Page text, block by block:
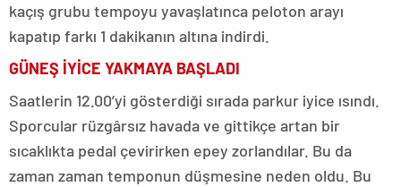
kaçış grubu tempoyu yavaşlatınca peloton arayı
kapatıp farkı 1 dakikanın altına indirdi.
GÜNEŞ İYİCE YAKMAYA BAŞLADI
Saatlerin 12.00’yi gösterdiği sırada parkur iyice ısındı.
Sporcular rüzgârsız havada ve gittikçe artan bir
sıcaklıkta pedal çevirirken epey zorlandılar. Bu da
zaman zaman temponun düşmesine neden oldu. Bu